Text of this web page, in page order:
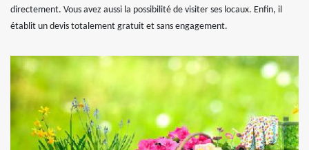
directement. Vous avez aussi la possibilité de visiter ses locaux. Enfin, il
établit un devis totalement gratuit et sans engagement.